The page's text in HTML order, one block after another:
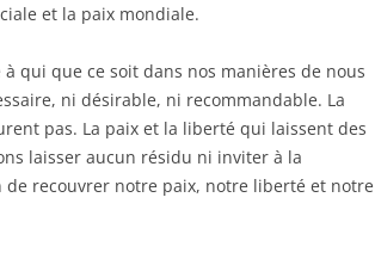
et la paix mondiale.
qui que ce soit dans nos manières de nous
ni désirable, ni recommandable. La
pas. La paix et la liberté qui laissent des
laisser aucun résidu ni inviter à la
de recouvrer notre paix, notre liberté et notre